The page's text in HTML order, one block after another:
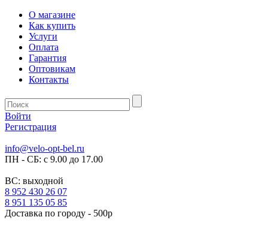
О магазине
Как купить
Услуги
Оплата
Гарантия
Оптовикам
Контакты
Войти
Регистрация
info@velo-opt-bel.ru
ПН - СБ: с 9.00 до 17.00
ВС: выходной
8 952 430 26 07
8 951 135 05 85
Доставка по городу - 500р